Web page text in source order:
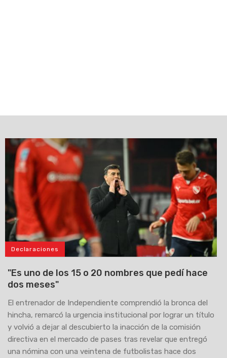
Declaraciones
"Es uno de los 15 o 20 nombres que pedí hace
dos meses"
El entrenador de Independiente comprendió la bronca del
hincha, remarcó la urgencia institucional por lograr un título
y volvió a dejar al descubierto la inacción de la comisión
directiva en el mercado de pases tras revelar que entregó
una nómina con una veintena de futbolistas hace dos